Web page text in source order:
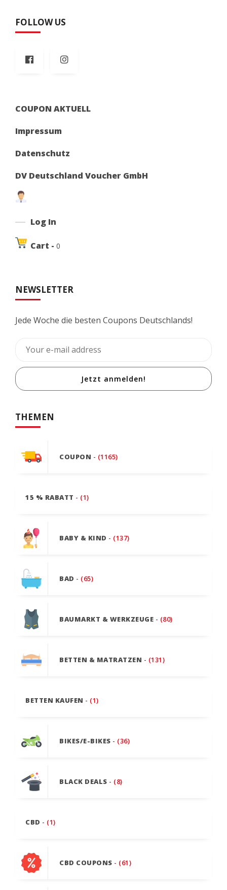
FOLLOW US
COUPON AKTUELL
Impressum
Datenschutz
DV Deutschland Voucher GmbH
Log In
Cart - 0
NEWSLETTER
Jede Woche die besten Coupons Deutschlands!
Jetzt anmelden!
THEMEN
COUPON - (1165)
15 % RABATT - (1)
BABY & KIND - (137)
BAD - (65)
BAUMARKT & WERKZEUGE - (80)
BETTEN & MATRATZEN - (131)
BETTEN KAUFEN - (1)
BIKES/E-BIKES - (36)
BLACK DEALS - (8)
CBD - (1)
CBD COUPONS - (61)